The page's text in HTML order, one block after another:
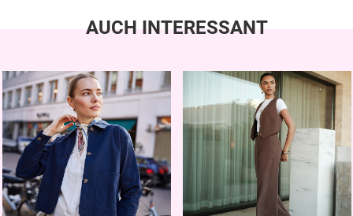
AUCH INTERESSANT